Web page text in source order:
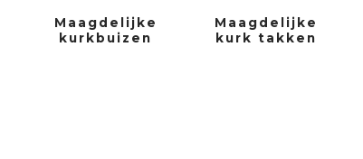
Maagdelijke
kurkbuizen
Maagdelijke
kurk takken